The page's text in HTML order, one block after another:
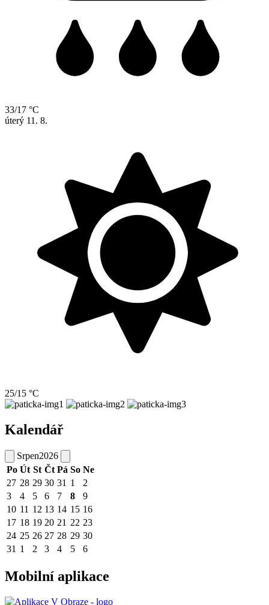
33/17 °C
úterý 11. 8.
25/15 °C
Kalendář
Srpen2026
Po Út St Čt Pá So Ne
27 28 29 30 31 1
2
3
4 5 6 7 8
9
10 11 12 13 14 15 16
17 18 19 20 21 22 23
24 25 26 27 28 29 30
31 1 2 3 4 5 6
Mobilní aplikace